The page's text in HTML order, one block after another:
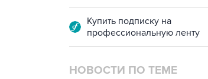
Купить подписку на
профессиональную ленту
НОВОСТИ ПО ТЕМЕ